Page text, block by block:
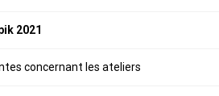
2021
concernant les ateliers